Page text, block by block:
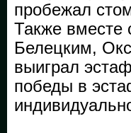
пробежал
Также вместе
Белецким,
выиграл
победы в